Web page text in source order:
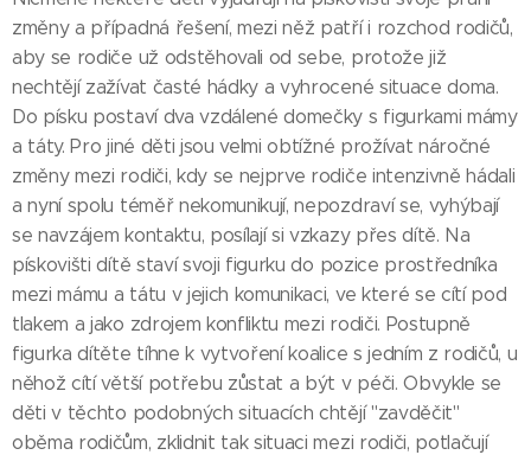
změny a případná řešení, mezi něž patří i rozchod rodičů,
aby se rodiče už odstěhovali od sebe, protože již
nechtějí zažívat časté hádky a vyhrocené situace doma.
Do písku postaví dva vzdálené domečky s figurkami mámy
a táty. Pro jiné děti jsou velmi obtížné prožívat náročné
změny mezi rodiči, kdy se nejprve rodiče intenzivně hádali
a nyní spolu téměř nekomunikují, nepozdraví se, vyhýbají
se navzájem kontaktu, posílají si vzkazy přes dítě. Na
pískovišti dítě staví svoji figurku do pozice prostředníka
mezi mámu a tátu v jejich komunikaci, ve které se cítí pod
tlakem a jako zdrojem konfliktu mezi rodiči. Postupně
figurka dítěte tíhne k vytvoření koalice s jedním z rodičů, u
něhož cítí větší potřebu zůstat a být v péči. Obvykle se
děti v těchto podobných situacích chtějí "zavděčit"
oběma rodičům, zklidnit tak situaci mezi rodiči, potlačují